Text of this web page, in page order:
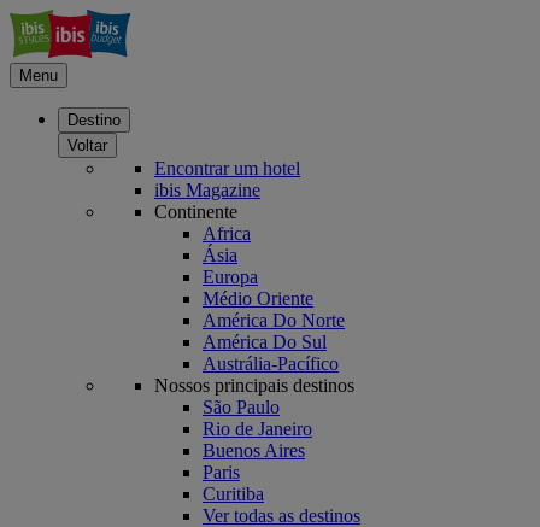
Menu
Destino
Voltar
Encontrar um hotel
ibis Magazine
Continente
Africa
Ásia
Europa
Médio Oriente
América Do Norte
América Do Sul
Austrália-Pacífico
Nossos principais destinos
São Paulo
Rio de Janeiro
Buenos Aires
Paris
Curitiba
Ver todas as destinos